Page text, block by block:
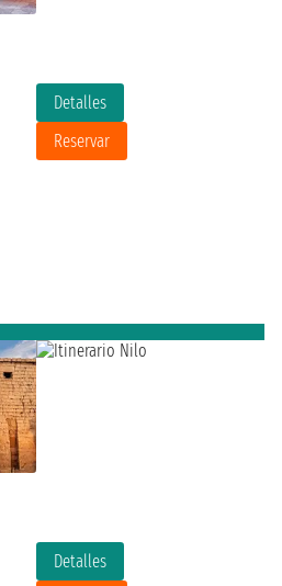
Detalles
Reservar
Detalles